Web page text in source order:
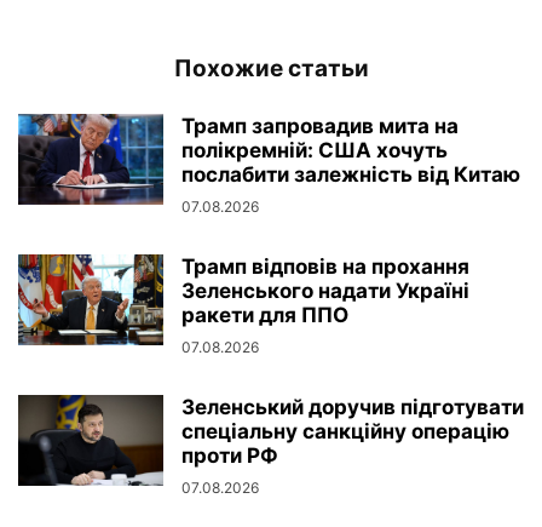
Похожие статьи
Трамп запровадив мита на
полікремній: США хочуть
послабити залежність від Китаю
07.08.2026
Трамп відповів на прохання
Зеленського надати Україні
ракети для ППО
07.08.2026
Зеленський доручив підготувати
спеціальну санкційну операцію
проти РФ
07.08.2026